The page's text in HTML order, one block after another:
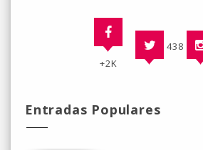
+2K
438
Entradas Populares